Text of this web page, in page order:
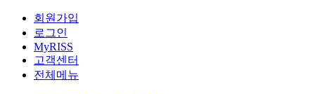
회원가입
로그인
MyRISS
고객센터
전체메뉴